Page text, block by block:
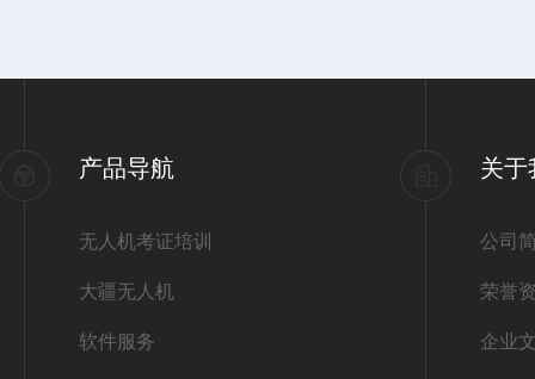
产品导航
无人机考证培训
大疆无人机
软件服务
关于
公司
荣誉
企业